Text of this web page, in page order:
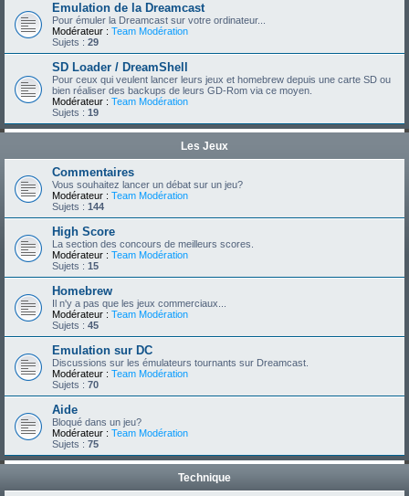
Emulation de la Dreamcast
Pour émuler la Dreamcast sur votre ordinateur...
Modérateur : Team Modération
Sujets : 29
SD Loader / DreamShell
Pour ceux qui veulent lancer leurs jeux et homebrew depuis une carte SD ou
bien réaliser des backups de leurs GD-Rom via ce moyen.
Modérateur : Team Modération
Sujets : 19
Les Jeux
Commentaires
Vous souhaitez lancer un débat sur un jeu?
Modérateur : Team Modération
Sujets : 144
High Score
La section des concours de meilleurs scores.
Modérateur : Team Modération
Sujets : 15
Homebrew
Il n'y a pas que les jeux commerciaux...
Modérateur : Team Modération
Sujets : 45
Emulation sur DC
Discussions sur les émulateurs tournants sur Dreamcast.
Modérateur : Team Modération
Sujets : 70
Aide
Bloqué dans un jeu?
Modérateur : Team Modération
Sujets : 75
Technique